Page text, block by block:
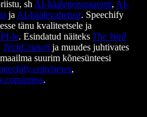
shAI-häälegeneraatorit, AI-
jaAI-häälevahetust. Speechify
tänu kvaliteetsele ja
le. Esindatud näiteks The Wall
TechCrunch ja muudes juhtivates
suurim kõnesünteesi
news,
press.